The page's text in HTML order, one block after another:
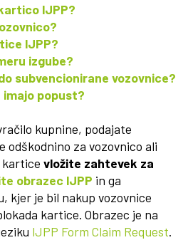
IJPP?
IJPP?
izgube?
subvencionirane vozovnice?
imajo popust?
kupnine, podajate
odškodnino za vozovnico ali
kartice vložite zahtevek za
obrazec IJPP in ga
kjer je bil nakup vozovnice
kartice. Obrazec je na
IJPP Form Claim Request.